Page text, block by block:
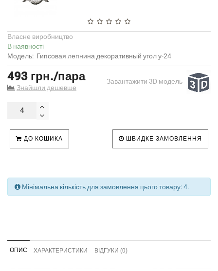
Власне виробництво
В наявності
Модель: Гипсовая лепнина декоративный угол у-24
493 грн./пара
Знайшли дешевше
Завантажити 3D модель
ДО КОШИКА ШВИДКЕ ЗАМОВЛЕННЯ
Мінімальна кількість для замовлення цього товару: 4.
ОПИС ХАРАКТЕРИСТИКИ ВІДГУКИ (0)